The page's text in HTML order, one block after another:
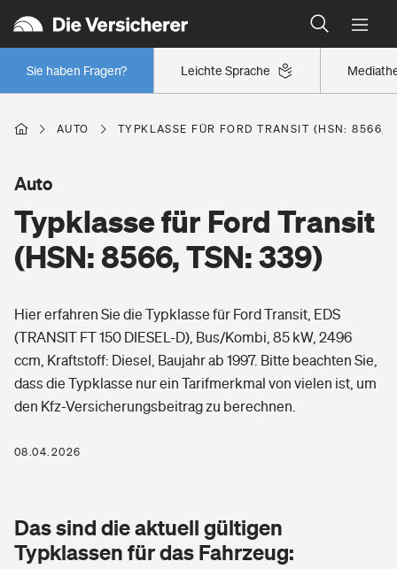
Leichte Sprache
Sie haben Fragen?
Wer versichert was: Jetzt Versicherer finden
Regionalklassen: So ist Ihre Region eingestuft
Wer versichert was: Jetzt Versicherer finden
Berufsunfähigkeitsversicherung
Erwerbsunfähigkeitsversicherung
Grundfähigkeitsversicherung
Arbeitsrechtsschutz
Berufshaftpflichtversicherung
Zur Übersicht
Tools
Wohnen
Elementarversicherung
Glasversicherung
Freizeit
Pri­vate Haft­pflicht­
Kinderunfall­ver­si­che­rung
Gesundheit
Private Krankenversicherung
Dread-Disease-Versicherung
AUTO TYPKLASSE FÜR FORD TRANSIT (HSN: 8566,
Typklasse für Ford Transit
(HSN: 8566, TSN: 339)
Auto
Hier erfahren Sie die Typklasse für Ford Transit, EDS
(TRANSIT FT 150 DIESEL-D), Bus/Kombi, 85 kW, 2496
ccm, Kraftstoff: Diesel, Baujahr ab 1997. Bitte beachten Sie,
dass die Typklasse nur ein Tarifmerkmal von vielen ist, um
den Kfz-Versicherungsbeitrag zu berechnen.
08.04.2026
Das sind die aktuell gültigen
Typklassen für das Fahrzeug: